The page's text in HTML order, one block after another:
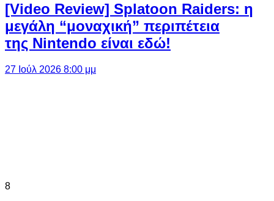
[Video Review] Splatoon Raiders: η
μεγάλη “μοναχική” περιπέτεια
της Nintendo είναι εδώ!
27 Ιούλ 2026 8:00 μμ
8